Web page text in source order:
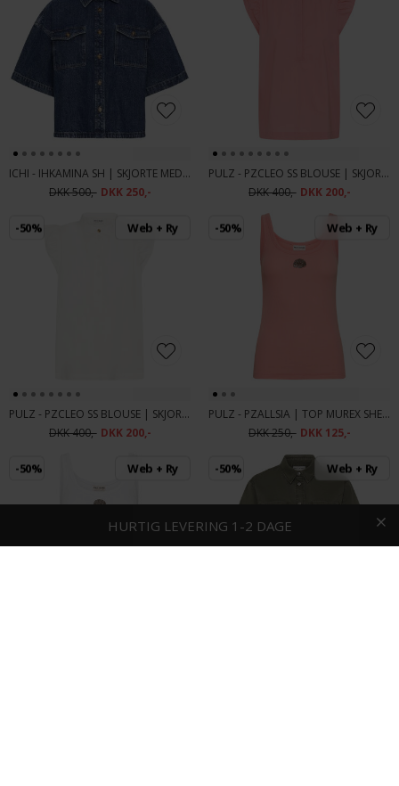
ICHI - IHKAMINA SH | SKJORTE MEDIUM BLUE
DKK 500,- DKK 250,-
PULZ - PZCLEO SS BLOUSE | SKJORTE MUREX SHELL
DKK 400,- DKK 200,-
-50% Web + Ry
PULZ - PZCLEO SS BLOUSE | SKJORTE BRIGHT WHITE
DKK 400,- DKK 200,-
-50% Web + Ry
PULZ - PZALLSIA | TOP MUREX SHELL
DKK 250,- DKK 125,-
-50% Web + Ry -50% Web + Ry
FRI FRAGT OG RETUR
HURTIG LEVERING 1-2 DAGE